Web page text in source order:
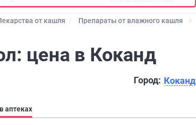
от кашля Препараты от влажного кашля
цена в Коканд
Город: Коканд
аптеках